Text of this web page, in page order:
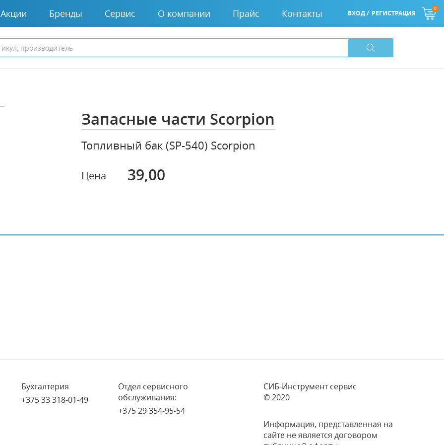
Акции Бренды Сервис О компании Прайс Контакты ВХОД / РЕГИСТРАЦИЯ
0
Запасные части Scorpion
Топливный бак (SP-540) Scorpion
Цена 39,00
Бухгалтерия
+375 33 318-01-49
Отдел сервисного
обслуживания:
+375 29 354-95-54
СИБ-Инструмент сервис
© 2020
Информация, представленная на
сайте не является договором